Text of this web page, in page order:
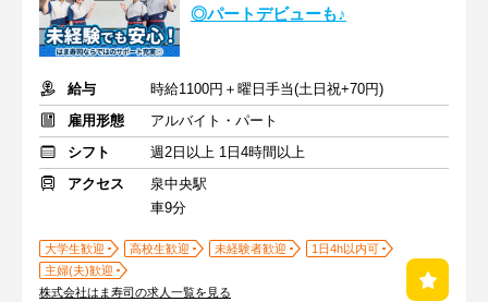
◎パートデビューも♪
給与
時給1100円＋曜日手当(土日祝+70円)
雇用形態
アルバイト・パート
シフト
週2日以上 1日4時間以上
アクセス
泉中央駅
車9分
大学生歓迎 高校生歓迎 未経験者歓迎
1日4h以内可
主婦(夫)歓迎
株式会社はま寿司の求人一覧を見る